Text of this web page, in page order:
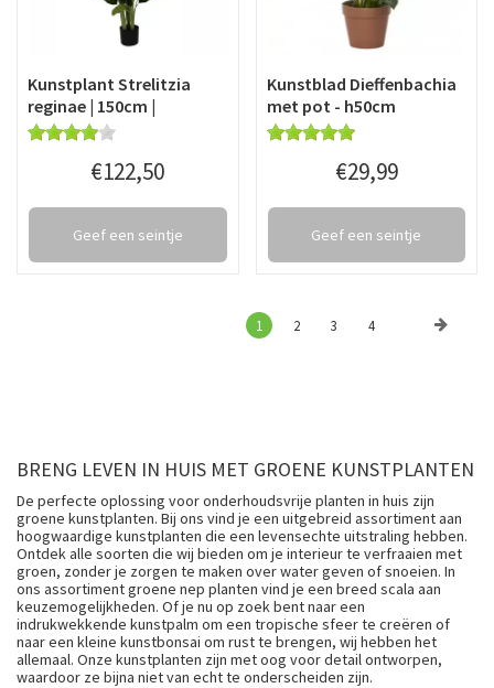
Kunstplant Strelitzia
reginae | 150cm |
€122,50
Geef een seintje
Kunstblad Dieffenbachia
met pot - h50cm
€29,99
Geef een seintje
1 2 3 4
BRENG LEVEN IN HUIS MET GROENE KUNSTPLANTEN
De perfecte oplossing voor onderhoudsvrije planten in huis zijn
groene kunstplanten. Bij ons vind je een uitgebreid assortiment aan
hoogwaardige kunstplanten die een levensechte uitstraling hebben.
Ontdek alle soorten die wij bieden om je interieur te verfraaien met
groen, zonder je zorgen te maken over water geven of snoeien. In
ons assortiment groene nep planten vind je een breed scala aan
keuzemogelijkheden. Of je nu op zoek bent naar een
indrukwekkende kunstpalm om een tropische sfeer te creëren of
naar een kleine kunstbonsai om rust te brengen, wij hebben het
allemaal. Onze kunstplanten zijn met oog voor detail ontworpen,
waardoor ze bijna niet van echt te onderscheiden zijn.